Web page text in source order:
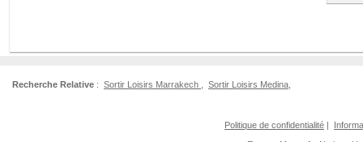
Recherche Relative : Sortir Loisirs Marrakech Sortir Loisirs Medina
Politique de confidentialité |